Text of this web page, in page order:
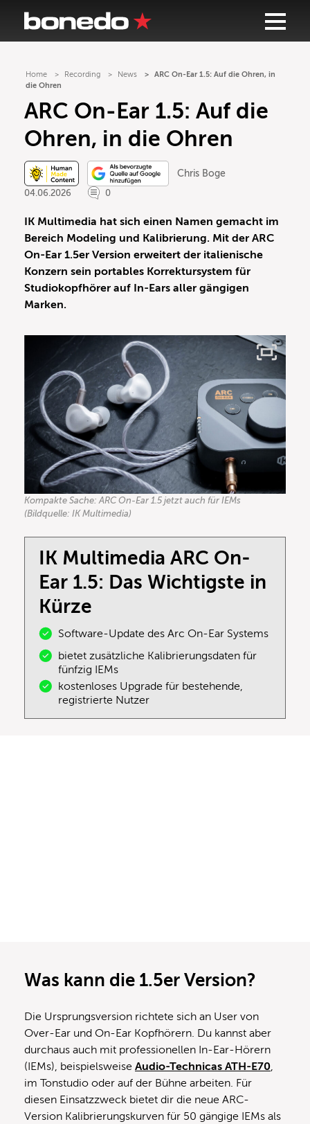
Home Recording News
ARC On-Ear 1.5: Auf die Ohren, in
die Ohren
ARC On-Ear 1.5: Auf die
Ohren, in die Ohren
Chris Boge
04.06.2026
0
IK Multimedia hat sich einen Namen gemacht im
Bereich Modeling und Kalibrierung. Mit der ARC
On-Ear 1.5er Version erweitert der italienische
Konzern sein portables Korrektursystem für
Studiokopfhörer auf In-Ears aller gängigen
Marken.
Kompakte Sache: ARC On-Ear 1.5 jetzt auch für IEMs
(Bildquelle: IK Multimedia)
IK Multimedia ARC On-
Ear 1.5: Das Wichtigste in
Kürze
Software-Update des Arc On-Ear Systems
bietet zusätzliche Kalibrierungsdaten für
fünfzig IEMs
kostenloses Upgrade für bestehende,
registrierte Nutzer
Was kann die 1.5er Version?
Die Ursprungsversion richtete sich an User von
Over-Ear und On-Ear Kopfhörern. Du kannst aber
durchaus auch mit professionellen In-Ear-Hörern
(IEMs), beispielsweise Audio-Technicas ATH-E70,
im Tonstudio oder auf der Bühne arbeiten. Für
diesen Einsatzzweck bietet dir die neue ARC-
Version Kalibrierungskurven für 50 gängige IEMs als